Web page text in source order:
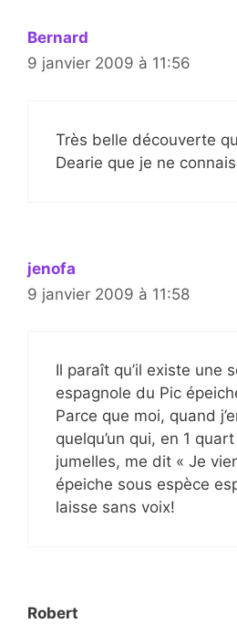
Bernard
9 janvier 2009 à 11:56
Très belle découverte
Dearie que je ne
jenofa
9 janvier 2009 à 11:58
Il paraît qu’il existe une
espagnole du Pic
Parce que moi, quand
quelqu’un qui, en 1
jumelles, me dit « Je
épeiche sous espèce
laisse sans voix!
Robert